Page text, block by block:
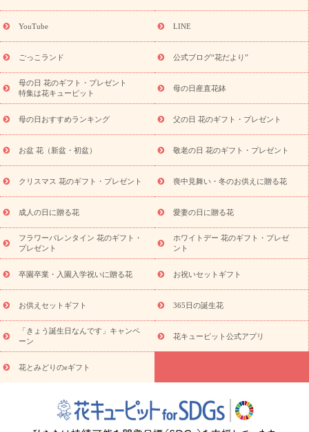
(トルコキキョウ)
9月の誕生花(リンドウ)
ら探す
お祝いの花特集 当日配達特急便 お祝い商品一覧
念日
結婚祝い 出産祝い 退院祝い・快気祝い
寿祝い
プチギフト ペットのお祝いフラワー
供え・お悔やみ商品一覧
お供え・お悔やみの花
四十九日法要以
お供え プリザーブドフラワー
ペットのお供えフラワー
お盆（新
盆・初盆）
その他 お祝い返し お見舞い
お取り寄せギフト
ビジネス用
ご自宅用 観葉植物 ミディ胡蝶蘭
プリザーブ
ドフラワー
スタイルから探す アレンジメント 花束
スタ
ンド花
お祝い お供え・お悔やみ 胡蝶蘭 胡蝶蘭・花鉢
ディ胡蝶蘭・お祝い
ミディ胡蝶蘭・お供え
世界初の青色胡蝶蘭
観葉植物
観葉植物 産直多肉植物
プリザーブドフラワー
お祝い
お供え・お悔やみ 花とセットギフト
セミオーダー
プチギフト（hanamore -ハナモア-）
花とみどりのeギフト
キューピットのeGfit
カラー ピンク イエローオレンジ
レッ
ド
お花の種類 トルコキキョウ
お祝い お祝い・3000円～ お祝い・4000円～
お祝い・
5000円～
お祝い・7000円～ お祝い・ 10000円～
お供え・お
悔やみ
円～
お供え・お悔やみ・
いのマナー
定年退職祝いのマナー
お祝いを贈るときのマナー・
花キューピットのお祝いコラム一覧
誕生日のお花を「色
YouTube LINE
ごっこランド 公式ブログ“花だより”
母の日 花のギフト・プレゼント
特集は花キューピット
母の日産直花鉢
母の日おすすめランキング 父の日 花のギフト・プレゼント
お盆 花（新盆・初盆） 敬老の日 花のギフト・プレゼント
クリスマス 花のギフト・プレゼント 喪中見舞い・冬のお供えに贈る花
成人の日に贈る花 愛妻の日に贈る花
フラワーバレンタイン 花のギフト・
プレゼント
ホワイトデー 花のギフト・プレゼ
ント
卒園卒業・入園入学祝いに贈る花 お祝いセットギフト
お供えセットギフト 365日の誕生花
「きょう誕生日なんです」キャンペ
ーン
花キューピット公式アプリ
花とみどりのeギフト